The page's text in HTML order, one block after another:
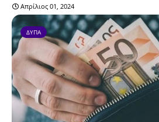
Απρίλιος 01, 2024
ΔΥΠΑ